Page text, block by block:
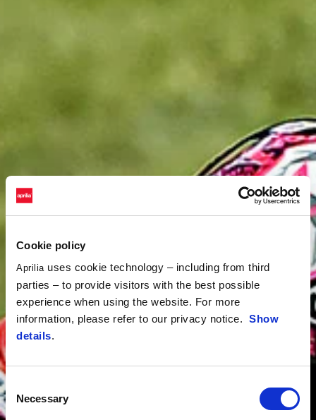
Cookie policy
Aprilia uses cookie technology – including from third
parties – to provide visitors with the best possible
experience when using the website. For more
information, please refer to our privacy notice. Show
details.
Selection
Necessary